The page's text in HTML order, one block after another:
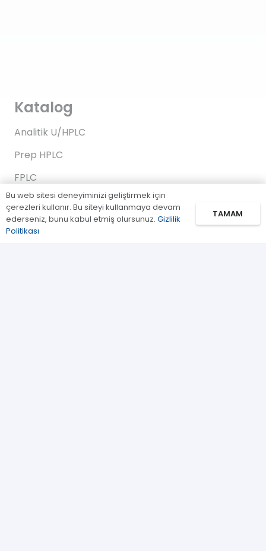
Katalog
Analitik U/HPLC
Prep HPLC
FPLC
Gaz Kromatografi
Standartlar/Reaktifler
Bu web sitesi deneyiminizi geliştirmek için
çerezleri kullanır. Bu siteyi kullanmaya devam
ederseniz, bunu kabul etmiş olursunuz. Gizlilik
Politikası
TAMAM